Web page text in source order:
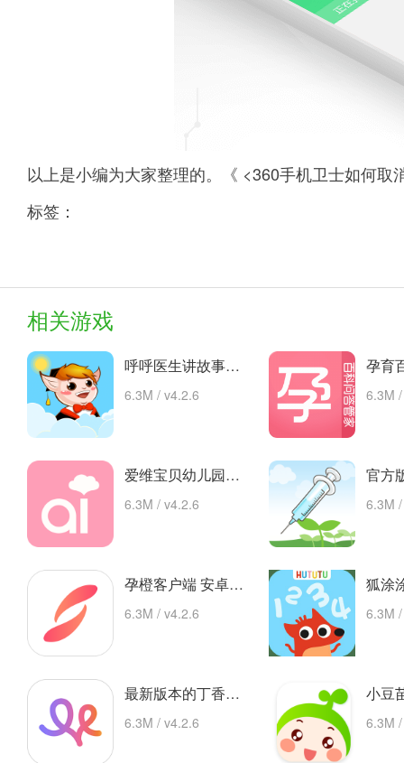
以上是小编为大家整理的。《 <360手机卫士如何
标签：
相关游戏
呼呼医生讲故事手机版的故事 安卓下载
6.3M / v4.2.6 6.3M
爱维宝贝幼儿园管理平台 app下载
6.3M / v4.2.6 6.3M
孕橙客户端 安卓下载
6.3M / v4.2.6 6.3M
最新版本的丁香妈妈app 安卓版
6.3M / v4.2.6 6.3M